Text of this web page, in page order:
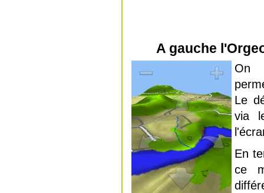
A gauche
On
Le
via
En
ce